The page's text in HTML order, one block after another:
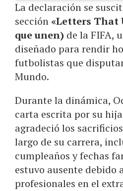
La declaración se
sección«Letters That
que unen) de la FIFA,
diseñado para rendir
futbolistas que
Mundo.
Durante la dinámica,
carta escrita por su hija
agradeció los
largo de su carrera,
cumpleaños y fechas
estuvo ausente debido
profesionales en el